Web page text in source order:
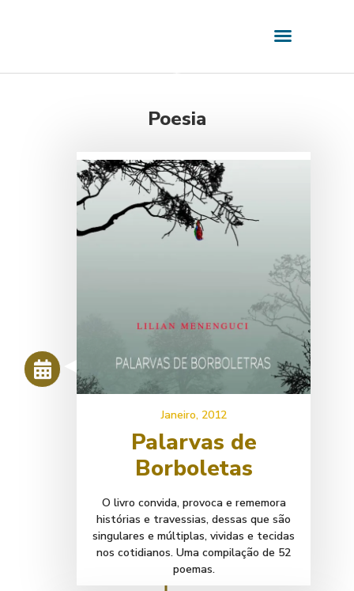
Poesia
Janeiro, 2012
Palarvas de
Borboletas
O livro convida, provoca e rememora
histórias e travessias, dessas que são
singulares e múltiplas, vividas e tecidas
nos cotidianos. Uma compilação de 52
poemas.